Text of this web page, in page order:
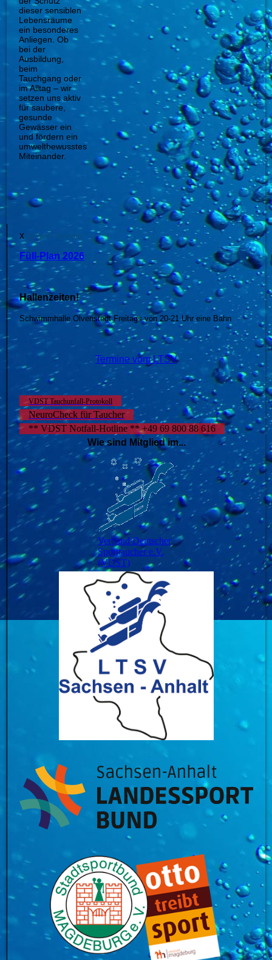
dieser sensiblen
Lebensräume
ein besonderes
Anliegen. Ob
bei der
Ausbildung,
beim
Tauchgang oder
im Alltag – wir
setzen uns aktiv
für saubere,
gesunde
Gewässer ein
und fördern ein
umweltbewusstes
Miteinander.
x Aktuelle Termine :
Füll-Plan 2026
Hallenzeiten!
Schwimmhalle Olvenstedt Freitags von 20-21 Uhr eine Bahn
Termine vom LTSV
VDST Tauchunfall-Protokoll
NeuroCheck für Taucher
** VDST Notfall-Hotline ** +49 69 800 88 616
Wie sind Mitglied im...
Verband Deutscher
Sporttaucher e.V.
(VDST)